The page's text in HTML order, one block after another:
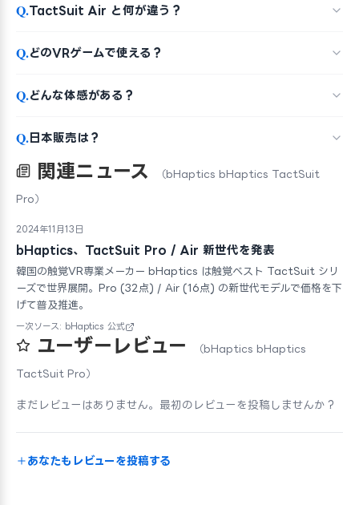
Q.TactSuit Air と何が違う？
Q.どのVRゲームで使える？
Q.どんな体感がある？
Q.日本販売は？
関連ニュース （bHaptics bHaptics TactSuit
Pro）
2024年11月13日
bHaptics、TactSuit Pro / Air 新世代を発表
韓国の触覚VR専業メーカー bHaptics は触覚ベスト TactSuit シリ
ーズで世界展開。Pro (32点) / Air (16点) の新世代モデルで価格を下
げて普及推進。
一次ソース: bHaptics 公式
ユーザーレビュー （bHaptics bHaptics
TactSuit Pro）
まだレビューはありません。最初のレビューを投稿しませんか？
あなたもレビューを投稿する